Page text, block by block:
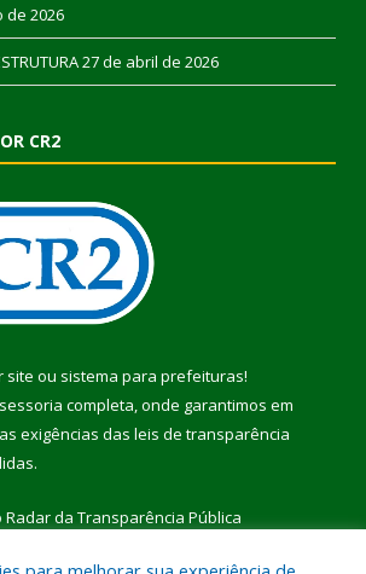
de 2026
27 de abril de 2026
CR2
site ou sistema para prefeituras!
completa, onde garantimos em
exigências das leis de transparência
Radar da Transparência Pública